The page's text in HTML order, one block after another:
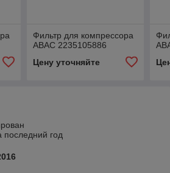
Фильтр для компрессора
ABAC 2235105886
Цену уточняйте
последний год